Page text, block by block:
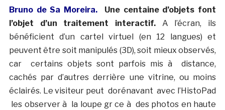
Bruno de Sa Moreira. Une centaine d’objets font
l’objet d’un traitement interactif. A l’écran, ils
bénéficient d’un cartel virtuel (en 12 langues) et
peuvent être soit manipulés (3D), soit mieux observés,
car certains objets sont parfois mis à distance,
cachés par d’autres derrière une vitrine, ou moins
éclairés. Le visiteur peut dorénavant avec l’HistoPad
les observer à la loupe gr ce à des photos en haute